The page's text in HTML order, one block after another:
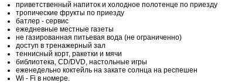
приветственный напиток и холодное полотенце по приезду
тропические фрукты по приезду
батлер - сервис
ежедневные местные газеты
не газированная питьевая вода (не ограниченно)
доступ в тренажерный зал
теннисный корт, ракетки и мячи
библиотека, CD/DVD, настольные игры
еженедельно коктейль на закате солнца на респешен
Wi - Fi в номере.